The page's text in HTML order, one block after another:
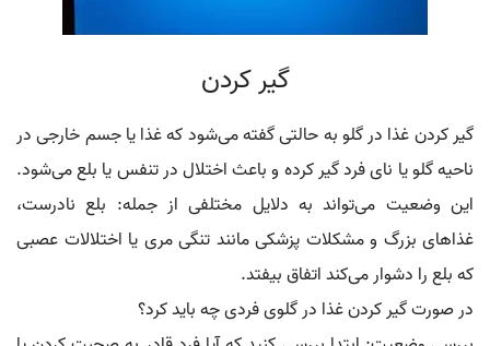
گیر کردن
گیر کردن غذا در گلو به حالتی گفته می‌شود که غذا یا جسم خارجی در
ناحیه گلو یا نای فرد گیر کرده و باعث اختلال در تنفس یا بلع می‌شود.
این وضعیت می‌تواند به دلایل مختلفی از جمله: بلع نادرست،
غذاهای بزرگ و مشکلات پزشکی مانند تنگی مری یا اختلالات عصبی
که بلع را دشوار می‌کند اتفاق بیفتد.
در صورت گیر کردن غذا در گلوی فردی چه باید کرد؟